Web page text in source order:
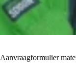
Aanvraagformulier